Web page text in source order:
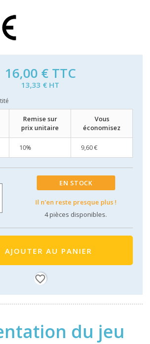
16,00 € TTC
13,33 € HT
Remise sur
prix unitaire
Vous
économisez
10% 9,60 €
EN STOCK
Il n'en reste presque plus !
4pièces disponibles.
AJOUTER AU PANIER
favorite_border
du jeu